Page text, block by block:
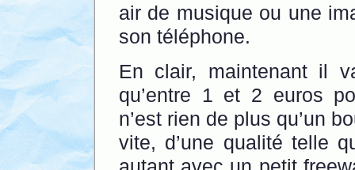
air de musique ou une
son téléphone.
En clair, maintenant il
qu’entre 1 et 2 euros
n’est rien de plus qu’un
vite, d’une qualité telle